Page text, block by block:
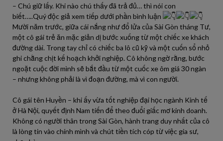
– Chú giữ lấy. Khi nào chú thấy đã trả đủ… thì nói con
biết…..Quý độc giả xem tiếp dưới phần bình luận
Mười năm trước, giữa cái nắng như đổ lửa của Sài Gòn tháng Tư,
một cô gái trẻ ăn mặc giản dị bước xuống từ một chiếc xe khách
đường dài. Trong tay chỉ có chiếc ba lô cũ kỹ và một cuốn sổ nhỏ
ghi chằng chịt kế hoạch khởi nghiệp. Cô không ngờ rằng, bước
ngoặt cuộc đời mình sẽ bắt đầu từ một cuốc xe ôm giá 30 ngàn
– nhưng không phải là vì đoạn đường, mà vì con người.
Cô gái tên Huyền – khi ấy vừa tốt nghiệp đại học ngành Kinh tế
ở Hà Nội, quyết định Nam tiến để theo đuổi giấc mơ kinh doanh.
Không có người thân trong Sài Gòn, hành trang duy nhất của cô
là lòng tin vào chính mình và chút tiền tích cóp từ việc gia sư,